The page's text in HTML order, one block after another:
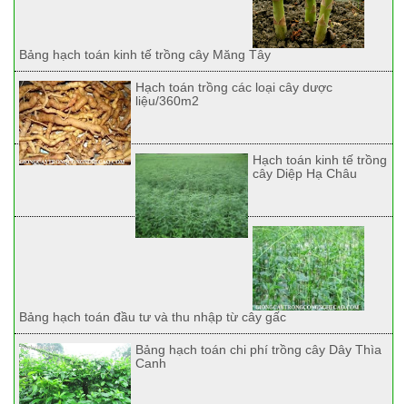
Bảng hạch toán kinh tế trồng cây Măng Tây
Hạch toán trồng các loại cây dược
liệu/360m2
Hạch toán kinh tế trồng
cây Diệp Hạ Châu
Bảng hạch toán đầu tư và thu nhập từ cây gấc
Bảng hạch toán chi phí trồng cây Dây Thìa
Canh